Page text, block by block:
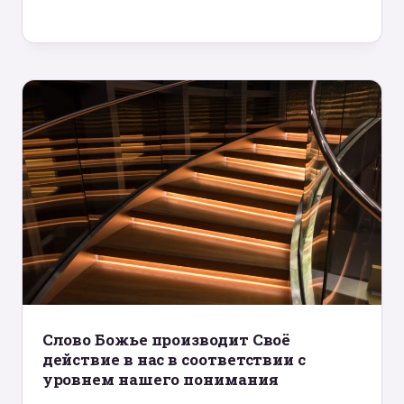
Слово Божье производит Своё
действие в нас в соответствии с
уровнем нашего понимания